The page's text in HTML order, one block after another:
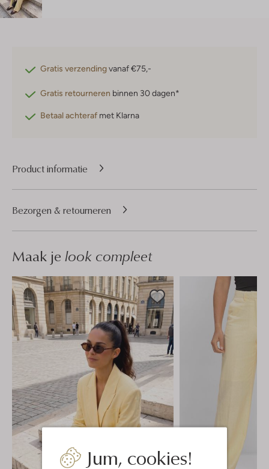
Jum, cookies!
Gratis verzendingvanaf €75,-
Gratis retourneren binnen 30 dagen*
Betaal achteraf met Klarna
Product informatie
Bezorgen & retourneren
Maak je look compleet